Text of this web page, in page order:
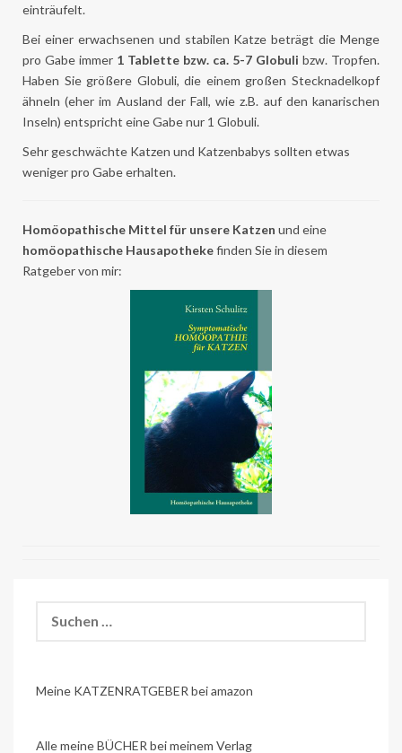
einträufelt.
Bei einer erwachsenen und stabilen Katze beträgt die Menge
pro Gabe immer 1 Tablette bzw. ca. 5-7 Globuli bzw. Tropfen.
Haben Sie größere Globuli, die einem großen Stecknadelkopf
ähneln (eher im Ausland der Fall, wie z.B. auf den kanarischen
Inseln) entspricht eine Gabe nur 1 Globuli.
Sehr geschwächte Katzen und Katzenbabys sollten etwas
weniger pro Gabe erhalten.
Homöopathische Mittel für unsere Katzen und eine
homöopathische Hausapothekefinden Sie in diesem
Ratgeber von mir:
nach:
Meine KATZENRATGEBER bei amazon
Alle meine BÜCHER bei meinem Verlag